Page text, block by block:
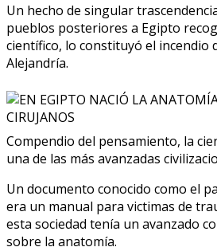
Un hecho de singular
pueblos posteriores a Egipto
científico, lo constituyó el incendio
Alejandría.
Compendio del pensamiento, la
una de las más avanzadas
Un documento conocido como el
era un manual para victimas de
esta sociedad tenía un avanzado
sobre la anatomía.